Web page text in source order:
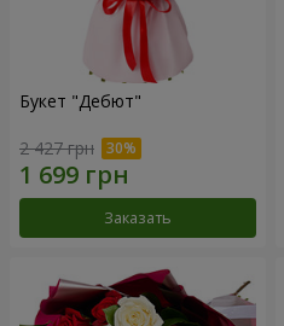
Букет "Дебют"
2 427 грн
Заказать